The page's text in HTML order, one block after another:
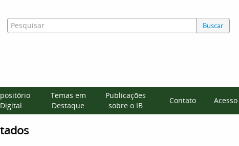
Buscar
Digital
Temas em
Destaque
Publicações
sobre o IB
Contato